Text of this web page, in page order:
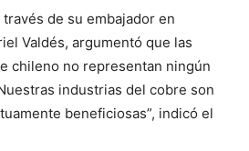
través de su embajador en
Valdés, argumentó que las
chileno no representan ningún
industrias del cobre son
beneficiosas”, indicó el